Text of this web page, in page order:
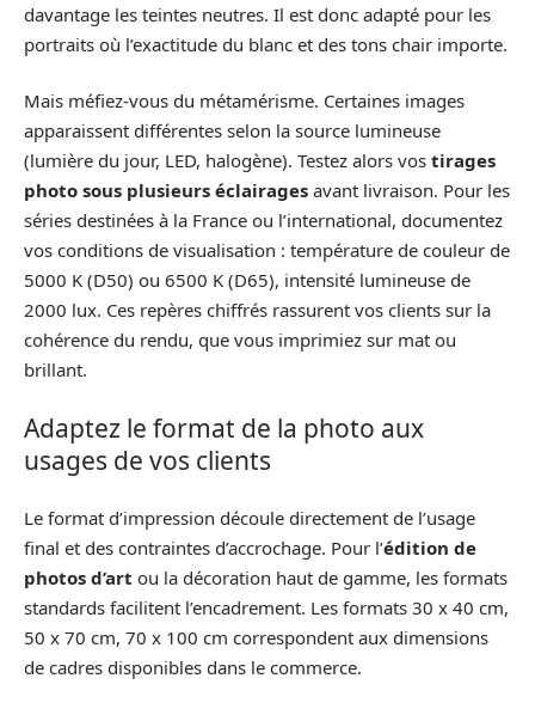
davantage les teintes neutres. Il est donc adapté pour les
portraits où l’exactitude du blanc et des tons chair importe.
Mais méfiez-vous du métamérisme. Certaines images
apparaissent différentes selon la source lumineuse
(lumière du jour, LED, halogène). Testez alors vos tirages
photo sous plusieurs éclairages avant livraison. Pour les
séries destinées à la France ou l’international, documentez
vos conditions de visualisation : température de couleur de
5000 K (D50) ou 6500 K (D65), intensité lumineuse de
2000 lux. Ces repères chiffrés rassurent vos clients sur la
cohérence du rendu, que vous imprimiez sur mat ou
brillant.
Adaptez le format de la photo aux
usages de vos clients
Le format d’impression découle directement de l’usage
final et des contraintes d’accrochage. Pour l’édition de
photos d’art ou la décoration haut de gamme, les formats
standards facilitent l’encadrement. Les formats 30 x 40 cm,
50 x 70 cm, 70 x 100 cm correspondent aux dimensions
de cadres disponibles dans le commerce.